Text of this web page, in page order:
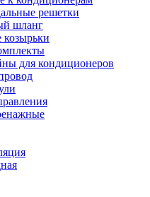
решетки
шланг
для кондиционеров